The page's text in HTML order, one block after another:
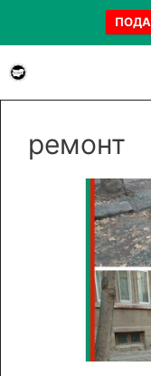
съдържанието
ремонт